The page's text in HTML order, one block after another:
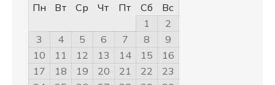
Пн
Вт Ср Чт Пт Сб
Вс
1
2
3
4 5 6 7 8
9
10
11 12 13 14 15
16
17
18 19 20 21 22
23